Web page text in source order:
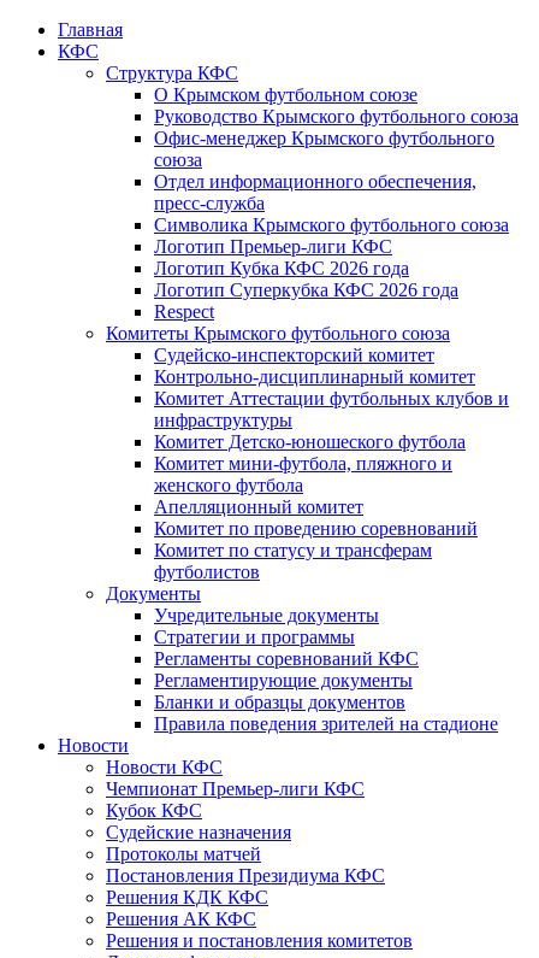
Главная
КФС
Структура КФС
О Крымском футбольном союзе
Руководство Крымского футбольного союза
Офис-менеджер Крымского футбольного
союза
Отдел информационного обеспечения,
пресс-служба
Символика Крымского футбольного союза
Логотип Премьер-лиги КФС
Логотип Кубка КФС 2026 года
Логотип Суперкубка КФС 2026 года
Respect
Комитеты Крымского футбольного союза
Судейско-инспекторский комитет
Контрольно-дисциплинарный комитет
Комитет Аттестации футбольных клубов и
инфраструктуры
Комитет Детско-юношеского футбола
Комитет мини-футбола, пляжного и
женского футбола
Апелляционный комитет
Комитет по проведению соревнований
Комитет по статусу и трансферам
футболистов
Документы
Учредительные документы
Стратегии и программы
Регламенты соревнований КФС
Регламентирующие документы
Бланки и образцы документов
Правила поведения зрителей на стадионе
Новости
Новости КФС
Чемпионат Премьер-лиги КФС
Кубок КФС
Судейские назначения
Протоколы матчей
Постановления Президиума КФС
Решения КДК КФС
Решения АК КФС
Решения и постановления комитетов